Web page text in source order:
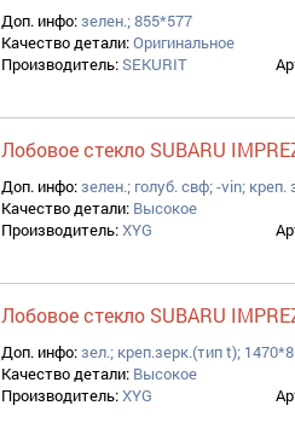
Доп. инфо:зелен.; 855*577
Качество детали:Оригинальное
Производитель:SEKURIT
Лобовое стекло SUBARU
Доп. инфо:зелен.; голуб. свф; -vin;
Качество детали: Высокое
Производитель:XYG
Лобовое стекло SUBARU
Доп. инфо:зел.; креп.зерк.(тип t);
Качество детали: Высокое
Производитель:XYG